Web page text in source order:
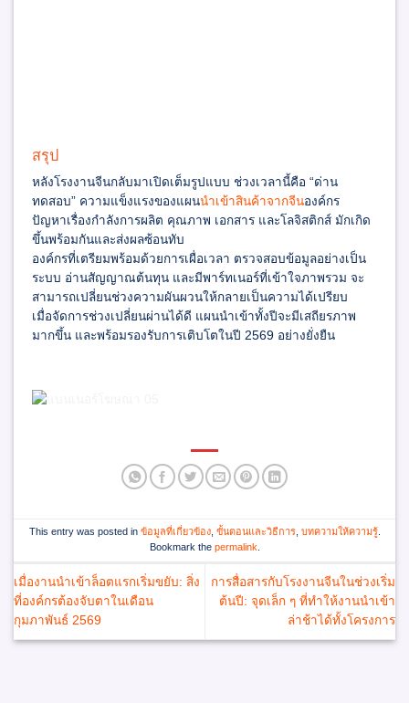
สรุป
หลังโรงงานจีนกลับมาเปิดเต็มรูปแบบ ช่วงเวลานี้คือ “ด่าน
ทดสอบ” ความแข็งแรงของแผนนำเข้าสินค้าจากจีนองค์กร
ปัญหาเรื่องกำลังการผลิต คุณภาพ เอกสาร และโลจิสติกส์ มักเกิด
ขึ้นพร้อมกันและส่งผลซ้อนทับ
องค์กรที่เตรียมพร้อมด้วยการเผื่อเวลา ตรวจสอบข้อมูลอย่างเป็น
ระบบ อ่านสัญญาณต้นทุน และมีพาร์ทเนอร์ที่เข้าใจภาพรวม จะ
สามารถเปลี่ยนช่วงความผันผวนให้กลายเป็นความได้เปรียบ
เมื่อจัดการช่วงเปลี่ยนผ่านได้ดี แผนนำเข้าทั้งปีจะมีเสถียรภาพ
มากขึ้น และพร้อมรองรับการเติบโตในปี 2569 อย่างยั่งยืน
This entry was posted in ข้อมูลที่เกี่ยวข้อง, ขั้นตอนและวิธีการ, บทความให้ความรู้.
Bookmark the permalink
เมื่องานนำเข้าล็อตแรกเริ่มขยับ: สิ่ง
ที่องค์กรต้องจับตาในเดือน
กุมภาพันธ์ 2569
การสื่อสารกับโรงงานจีนในช่วงเริ่ม
ต้นปี: จุดเล็ก ๆ ที่ทำให้งานนำเข้า
ล่าช้าได้ทั้งโครงการ